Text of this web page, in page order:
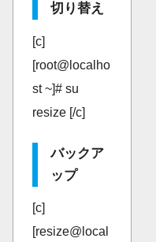
切り替え
[c]
[root@localho
st ~]# su
resize [/c]
バックア
ップ
[c]
[resize@local